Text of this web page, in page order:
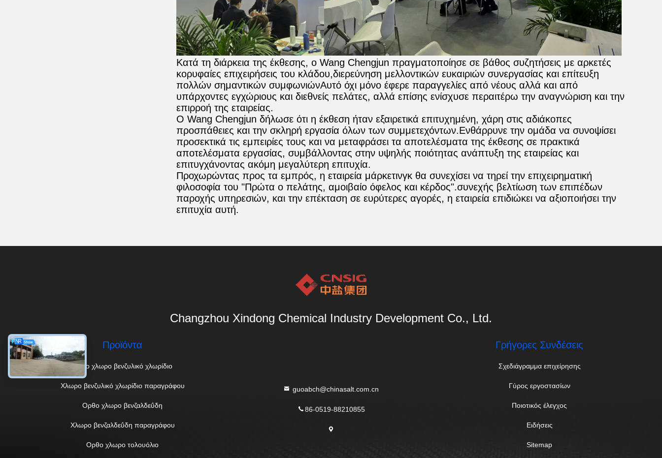
Κατά τη διάρκεια της έκθεσης, ο Wang Chengjun πραγματοποίησε σε βάθος συζητήσεις με αρκετές
κορυφαίες επιχειρήσεις του κλάδου,διερεύνηση μελλοντικών ευκαιριών συνεργασίας και επίτευξη
πολλών σημαντικών συμφωνιώνΑυτό όχι μόνο έφερε παραγγελίες από νέους αλλά και από
υπάρχοντες εγχώριους και διεθνείς πελάτες, αλλά επίσης ενίσχυσε περαιτέρω την αναγνώριση και την
επιρροή της εταιρείας.
Ο Wang Chengjun δήλωσε ότι η έκθεση ήταν εξαιρετικά επιτυχημένη, χάρη στις αδιάκοπες
προσπάθειες και την σκληρή εργασία όλων των συμμετεχόντων.Ενθάρρυνε την ομάδα να συνοψίσει
προσεκτικά τις εμπειρίες τους και να μεταφράσει τα αποτελέσματα της έκθεσης σε πρακτικά
αποτελέσματα εργασίας, συμβάλλοντας στην υψηλής ποιότητας ανάπτυξη της εταιρείας και
επιτυγχάνοντας ακόμη μεγαλύτερη επιτυχία.
Προχωρώντας προς τα εμπρός, η εταιρεία μάρκετινγκ θα συνεχίσει να τηρεί την επιχειρηματική
φιλοσοφία του "Πρώτα ο πελάτης, αμοιβαίο όφελος και κέρδος".συνεχής βελτίωση των επιπέδων
παροχής υπηρεσιών, και την επέκταση σε ευρύτερες αγορές, η εταιρεία επιδιώκει να αξιοποιήσει την
επιτυχία αυτή.
Changzhou Xindong Chemical Industry Development Co., Ltd.
Προϊόντα
Ορθο χλωρο βενζυλικό χλωρίδιο
Χλωρο βενζυλικό χλωρίδιο παραγράφου
Ορθο χλωρο βενζαλδεΰδη
Χλωρο βενζαλδεΰδη παραγράφου
Ορθο χλωρο τολουόλιο
guoabch@chinasalt.com.cn
86-0519-88210855
Γρήγορες Συνδέσεις
Σχεδιάγραμμα επιχείρησης
Γύρος εργοστασίων
Ποιοτικός έλεγχος
Ειδήσεις
Sitemap